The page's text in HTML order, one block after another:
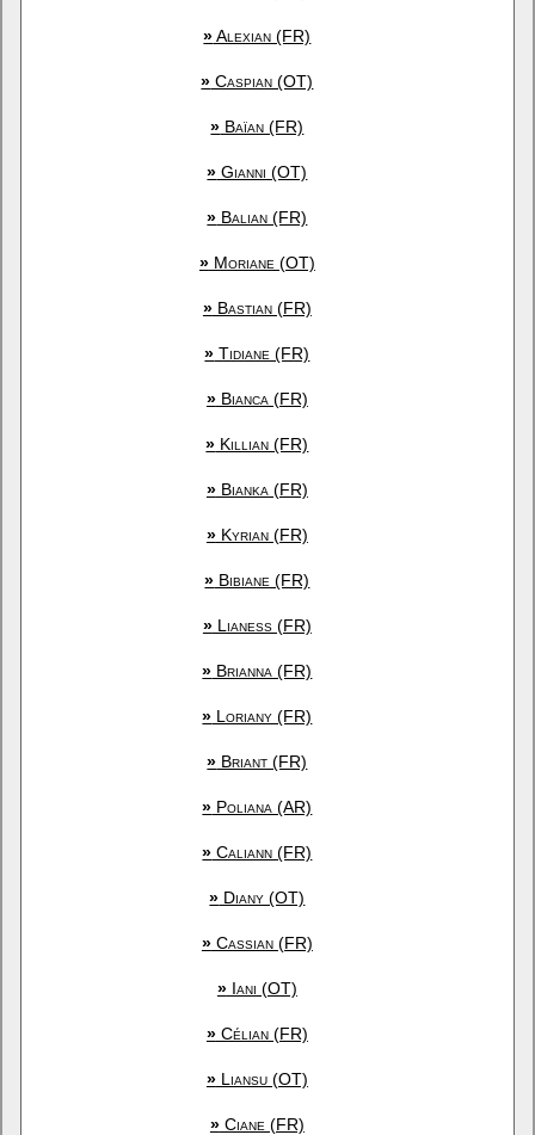
»Alexian (FR)
» Caspian (OT)
» Baïan (FR)
» Gianni (OT)
» Balian (FR)
»Moriane (OT)
»Bastian (FR)
» Tidiane (FR)
»Bianca (FR)
» Killian (FR)
»Bianka (FR)
»Kyrian (FR)
» Bibiane (FR)
»Lianess (FR)
» Brianna (FR)
» Loriany (FR)
» Briant (FR)
» Poliana (AR)
» Caliann (FR)
» Diany (OT)
»Cassian (FR)
»Iani (OT)
»Célian (FR)
»Liansu (OT)
»Ciane (FR)